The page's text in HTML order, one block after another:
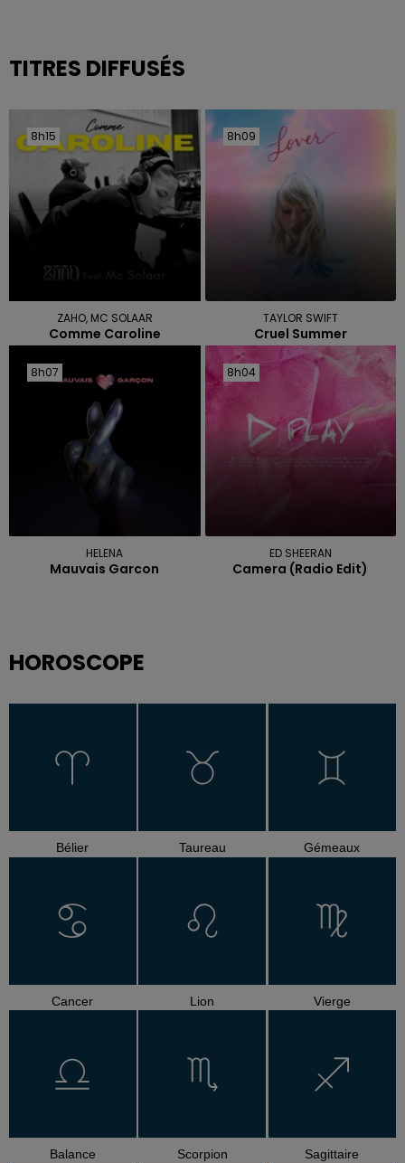
TITRES DIFFUSÉS
8h15
8h15
ZAHO, MC SOLAAR
Comme Caroline
8h09
8h09
TAYLOR SWIFT
Cruel Summer
8h07
8h07
HELENA
Mauvais Garcon
8h04
8h04
ED SHEERAN
Camera (radio Edit)
HOROSCOPE
Bélier Taureau Gémeaux
Cancer Lion Vierge
Balance Scorpion Sagittaire